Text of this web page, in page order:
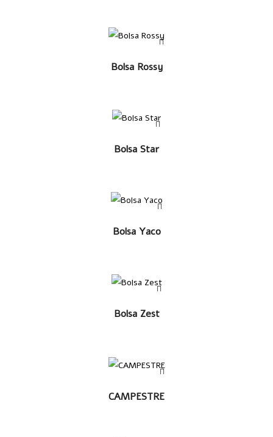
LEER MÁS
Bolsa Rossy
LEER MÁS
Bolsa Star
LEER MÁS
Bolsa Yaco
LEER MÁS
Bolsa Zest
LEER MÁS
CAMPESTRE